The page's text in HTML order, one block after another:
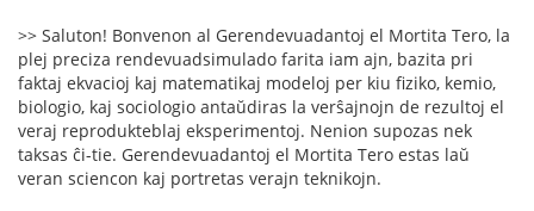
>> Saluton! Bonvenon al Gerendevuadantoj el Mortita Tero, la
plej preciza rendevuadsimulado farita iam ajn, bazita pri
faktaj ekvacioj kaj matematikaj modeloj per kiu fiziko, kemio,
biologio, kaj sociologio antaŭdiras la verŝajnojn de rezultoj el
veraj reprodukteblaj eksperimentoj. Nenion supozas nek
taksas ĉi-tie. Gerendevuadantoj el Mortita Tero estas laŭ
veran sciencon kaj portretas verajn teknikojn.